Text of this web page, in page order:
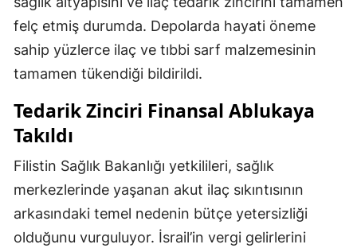
felç etmiş durumda. Depolarda hayati öneme
sahip yüzlerce ilaç ve tıbbi sarf malzemesinin
tamamen tükendiği bildirildi.
Tedarik Zinciri Finansal Ablukaya
Takıldı
Filistin Sağlık Bakanlığı yetkilileri, sağlık
merkezlerinde yaşanan akut ilaç sıkıntısının
arkasındaki temel nedenin bütçe yetersizliği
olduğunu vurguluyor. İsrail’in vergi gelirlerini